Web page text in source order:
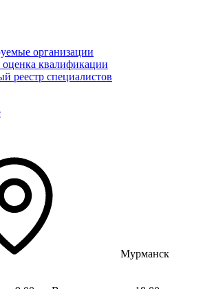
организации
оценка квалификации
реестр специалистов
Мурманск